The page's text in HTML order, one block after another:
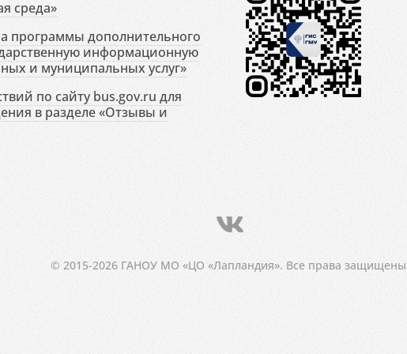
среда»
программы дополнительного
информационную
и муниципальных услуг»
по сайту bus.gov.ru для
в разделе «Отзывы и
© 2015-2026 ГАНОУ МО «ЦО «Лапландия». Все права